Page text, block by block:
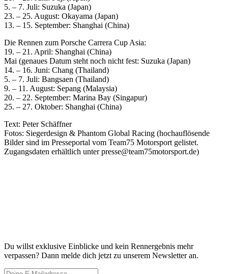
5. – 7. Juli: Suzuka (Japan)
23. – 25. August: Okayama (Japan)
13. – 15. September: Shanghai (China)
Die Rennen zum Porsche Carrera Cup Asia:
19. – 21. April: Shanghai (China)
Mai (genaues Datum steht noch nicht fest: Suzuka (Japan)
14. – 16. Juni: Chang (Thailand)
5. ­– 7. Juli: Bangsaen (Thailand)
9. – 11. August: Sepang (Malaysia)
20. – 22. September: Marina Bay (Singapur)
25. – 27. Oktober: Shanghai (China)
Text: Peter Schäffner
Fotos: Siegerdesign & Phantom Global Racing (hochauflösende
Bilder sind im Presseportal vom Team75 Motorsport gelistet.
Zugangsdaten erhältlich unter presse@team75motorsport.de)
Du willst exklusive Einblicke und kein Rennergebnis mehr
verpassen? Dann melde dich jetzt zu unserem Newsletter an.